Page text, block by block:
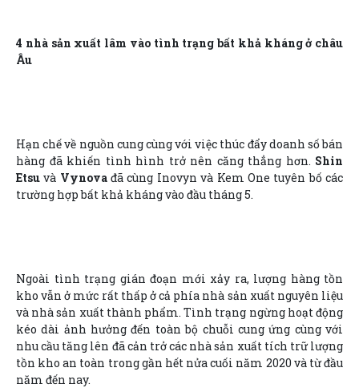
4 nhà sản xuất lâm vào tình trạng bất khả kháng ở châu
Âu
Hạn chế về nguồn cung cùng với việc thúc đẩy doanh số bán
hàng đã khiến tình hình trở nên căng thẳng hơn. Shin
Etsu và Vynovađã cùng Inovyn và Kem One tuyên bố các
trường hợp bất khả kháng vào đầu tháng 5.
Ngoài tình trạng gián đoạn mới xảy ra, lượng hàng tồn
kho vẫn ở mức rất thấp ở cả phía nhà sản xuất nguyên liệu
và nhà sản xuất thành phẩm. Tình trạng ngừng hoạt động
kéo dài ảnh hưởng đến toàn bộ chuỗi cung ứng cùng với
nhu cầu tăng lên đã cản trở các nhà sản xuất tích trữ lượng
tồn kho an toàn trong gần hết nửa cuối năm 2020 và từ đầu
năm đến nay.